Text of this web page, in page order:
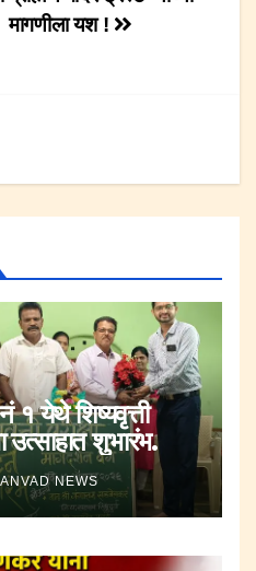
मागणीला यश !
१ येथे शिष्यवृत्ती
उत्साहात शुभारंभ.
NEWS